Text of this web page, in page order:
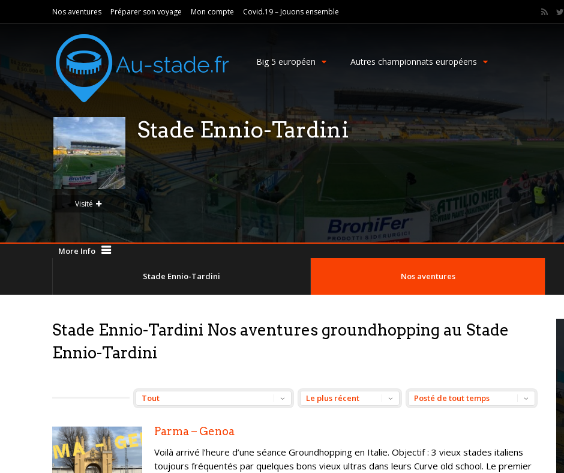
Nos aventures Préparer son voyage Mon compte Covid.19 – Jouons ensemble
Big 5 européen Autres championnats européens
Visité
Stade Ennio-Tardini
More Info
Stade Ennio-Tardini Nos aventures
Stade Ennio-Tardini Nos aventures groundhopping au Stade
Ennio-Tardini
Parma – Genoa
Voilà arrivé l’heure d’une séance Groundhopping en Italie. Objectif : 3 vieux stades italiens
toujours fréquentés par quelques bons vieux ultras dans leurs Curve old school. Le premier